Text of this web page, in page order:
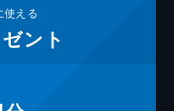
使える
ント